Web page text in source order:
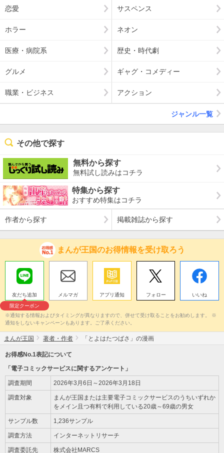
恋愛 サスペンス
ホラー ネオン
医療・病院系 歴史・時代劇
グルメ ギャグ・コメディー
職業・ビジネス アクション
ジャンル一覧
その他で探す
無料から探す
無料試し読みはコチラ
特集から探す
おすすめ特集はコチラ
作者から探す 掲載雑誌から探す
まんが王国のお得情報を受け取ろう
友だち追加
限定クーポン
メルマガ アプリ通知 フォロー いいね
※通知する情報およびタイミングが異なりますので、併せて受け取ることをお勧めします。 ※
通知をしないキャンペーンもあります。ご了承ください。
まんが王国 著者・作者 「とよはたつばさ」の漫画
お得感No.1表記について
「電子コミックサービスに関するアンケート」
調査期間 2026年3月6日～2026年3月18日
調査対象
まんが王国または主要電子コミックサービスのうちいずれか
をメイン且つ有料で利用している20歳～69歳の男女
サンプル数 1,236サンプル
調査方法 インターネットリサーチ
調査委託先 株式会社MARCS